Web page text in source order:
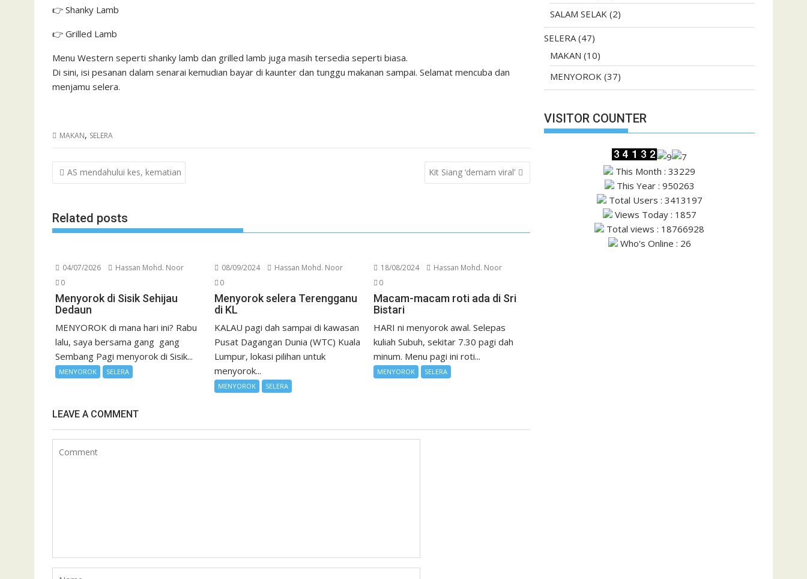
👉 Shanky Lamb
👉 Grilled Lamb
Menu Western seperti shanky lamb dan grilled lamb juga masih tersedia seperti biasa.
Di sini, isi pesanan dalam senarai kemudian bayar di kaunter dan tunggu makanan sampai. Selamat mencuba dan
menjamu selera.
MAKAN, SELERA
Post
navigation
AS mendahului kes, kematian Kit Siang ‘demam viral’
Related posts
04/07/2026
Hassan Mohd. Noor
0
Menyorok di Sisik Sehijau
Dedaun
MENYOROK di mana hari ini? Rabu
lalu, saya bersama gang gang
Sembang Pagi menyorok di Sisik...
MENYOROK SELERA
08/09/2024
Hassan Mohd. Noor
0
Menyorok selera Terengganu
di KL
KALAU pagi dah sampai di kawasan
Pusat Dagangan Dunia (WTC) Kuala
Lumpur, lokasi pilihan untuk
menyorok...
MENYOROK SELERA
18/08/2024
Hassan Mohd. Noor
0
Macam-macam roti ada di Sri
Bistari
HARI ni menyorok awal. Selepas
kuliah Subuh, sekitar 7.30 pagi dah
minum. Menu pagi ini roti...
MENYOROK SELERA
LEAVE A COMMENT
SALAM SELAK (2)
SELERA(47)
MAKAN (10)
MENYOROK (37)
VISITOR COUNTER
This Month : 33229
This Year : 950263
Total Users : 3413197
Views Today : 1857
Total views : 18766928
Who's Online : 26